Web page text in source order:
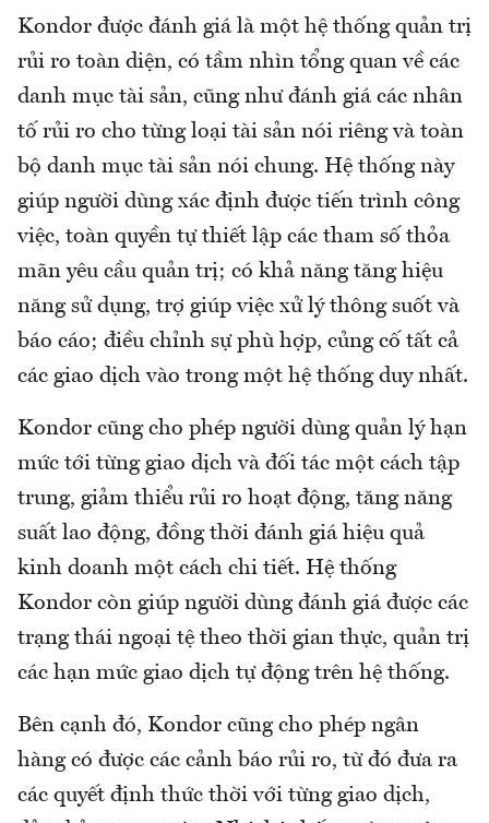
Kondor được đánh giá là một hệ thống quản trị
rủi ro toàn diện, có tầm nhìn tổng quan về các
danh mục tài sản, cũng như đánh giá các nhân
tố rủi ro cho từng loại tài sản nói riêng và toàn
bộ danh mục tài sản nói chung. Hệ thống này
giúp người dùng xác định được tiến trình công
việc, toàn quyền tự thiết lập các tham số thỏa
mãn yêu cầu quản trị; có khả năng tăng hiệu
năng sử dụng, trợ giúp việc xử lý thông suốt và
báo cáo; điều chỉnh sự phù hợp, củng cố tất cả
các giao dịch vào trong một hệ thống duy nhất.
Kondor cũng cho phép người dùng quản lý hạn
mức tới từng giao dịch và đối tác một cách tập
trung, giảm thiểu rủi ro hoạt động, tăng năng
suất lao động, đồng thời đánh giá hiệu quả
kinh doanh một cách chi tiết. Hệ thống
Kondor còn giúp người dùng đánh giá được các
trạng thái ngoại tệ theo thời gian thực, quản trị
các hạn mức giao dịch tự động trên hệ thống.
Bên cạnh đó, Kondor cũng cho phép ngân
hàng có được các cảnh báo rủi ro, từ đó đưa ra
các quyết định thức thời với từng giao dịch,